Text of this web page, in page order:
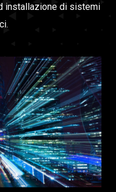
installazione di sistemi